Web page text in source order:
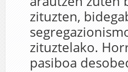
zituzten,
zituztelako.
pasiboa